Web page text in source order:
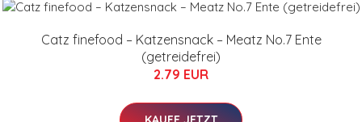
Catz finefood – Katzensnack – Meatz No.7 Ente
(getreidefrei)
2.79 EUR